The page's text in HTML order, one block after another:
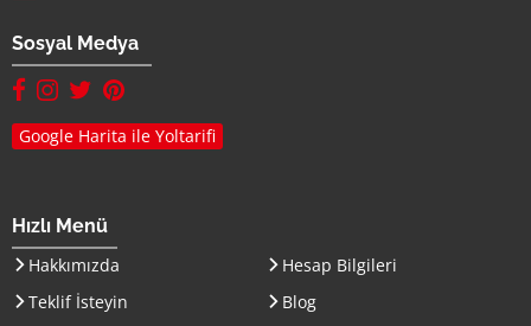
Sosyal Medya
facebook hesabımız(yeni sayfada açılır)
instagram hesabımız(yeni sayfada açılır)
twitter hesabımız(yeni sayfada açılır)
pinterest hesabımız (yeni sayfada açılır)
Google Harita ile Yoltarifi
Hızlı Menü
Hakkımızda
Hesap Bilgileri
Teklif İsteyin
Blog